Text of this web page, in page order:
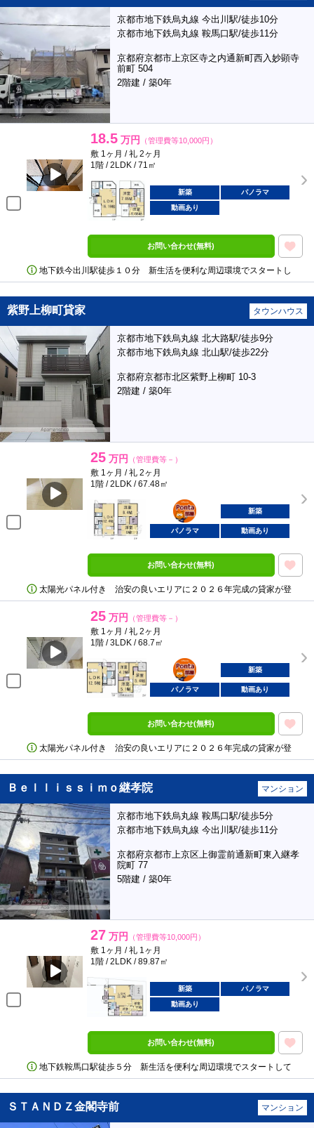
京都市地下鉄烏丸線 今出川駅/徒歩10分
京都市地下鉄烏丸線 鞍馬口駅/徒歩11分
京都府京都市上京区寺之内通新町西入妙顕寺
前町 504
2階建 / 築0年
18.5 万円 （管理費等10,000円）
敷 1ヶ月 / 礼 2ヶ月
1階 / 2LDK / 71㎡
新築
パノラマ
動画あり
お問い合わせ(無料)
地下鉄今出川駅徒歩１０分 新生活を便利な周辺環境でスタートし
紫野上柳町貸家 タウンハウス
京都市地下鉄烏丸線 北大路駅/徒歩9分
京都市地下鉄烏丸線 北山駅/徒歩22分
京都府京都市北区紫野上柳町 10-3
2階建 / 築0年
25 万円 （管理費等－）
敷 1ヶ月 / 礼 2ヶ月
1階 / 2LDK / 67.48㎡
ポンタ
部屋
新築
パノラマ 動画あり
お問い合わせ(無料)
太陽光パネル付き 治安の良いエリアに２０２６年完成の貸家が登
25 万円 （管理費等－）
敷 1ヶ月 / 礼 2ヶ月
1階 / 3LDK / 68.7㎡
ポンタ
部屋
新築
パノラマ 動画あり
お問い合わせ(無料)
太陽光パネル付き 治安の良いエリアに２０２６年完成の貸家が登
Ｂｅｌｌｉｓｓｉｍｏ継孝院 マンション
京都市地下鉄烏丸線 鞍馬口駅/徒歩5分
京都市地下鉄烏丸線 今出川駅/徒歩11分
京都府京都市上京区上御霊前通新町東入継孝
院町 77
5階建 / 築0年
27 万円 （管理費等10,000円）
敷 1ヶ月 / 礼 1ヶ月
1階 / 2LDK / 89.87㎡
新築
パノラマ
動画あり
お問い合わせ(無料)
地下鉄鞍馬口駅徒歩５分 新生活を便利な周辺環境でスタートして
ＳＴＡＮＤＺ金閣寺前 マンション